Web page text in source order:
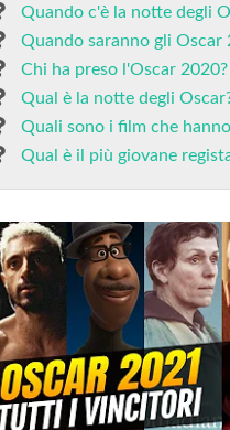
Quando c'è la notte degli
Quando saranno gli Oscar
Chi ha preso l'Oscar 2020?
Qual è la notte degli
Quali sono i film che
Qual è il più giovane